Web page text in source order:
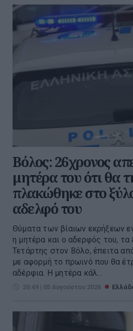
Βόλος: 26χρονος
μητέρα του ότι θα
πλακώθηκε στο
αδελφό του
Θύματα των βίαιων εκρήξεων
η μητέρα και ο αδερφός του,
Τετάρτης στον Βόλο, έπειτα
με αφορμή το πρωινό που θα
αδέρφια. Η μητέρα κάλ...
20:49 | 05 Αυγούστου 2026